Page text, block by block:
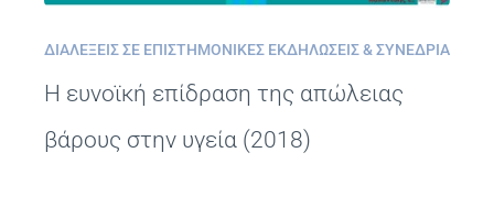
ΔΙΑΛΈΞΕΙΣ ΣΕ ΕΠΙΣΤΗΜΟΝΙΚΈΣ ΕΚΔΗΛΏΣΕΙΣ & ΣΥΝΈΔΡΙΑ
Η ευνοϊκή επίδραση της απώλειας
βάρους στην υγεία (2018)